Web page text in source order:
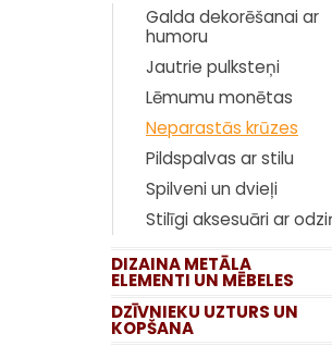
Galda dekorēšanai ar
humoru
Jautrie pulksteņi
Lēmumu monētas
Neparastās krūzes
Pildspalvas ar stilu
Spilveni un dvieļi
Stilīgi aksesuāri ar
DIZAINA METĀLA
ELEMENTI UN MĒBELES
DZĪVNIEKU UZTURS UN
KOPŠANA